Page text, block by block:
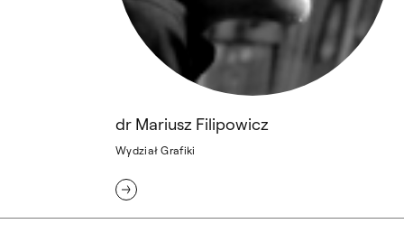
dr Mariusz Filipowicz
Wydział Grafiki